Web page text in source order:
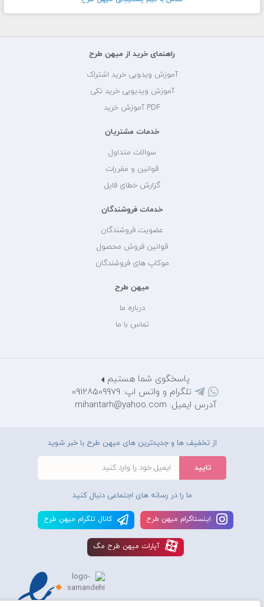
راهنمای خرید از میهن طرح
آموزش ویدویی خرید اشتراک
آموزش ویدیویی خرید تکی
PDF آموزش خرید
خدمات مشتریان
سوالات متداول
قوانین و مقررات
گزارش خطای فایل
خدمات فروشندگان
عضویت فروشندگان
قوانین فروش محصول
موکاپ های فروشندگان
میهن طرح
درباره ما
تماس با ما
پاسخگوی شما هستیم
تلگرام و واتس اپ: 09128509979
آدرس ایمیل: mihantarh@yahoo.com
از تخفیف ها و جدیدترین های میهن طرح با خبر شوید
ما را در رسانه های اجتماعی دنبال کنید
اينستاگرام ميهن طرح کانال تلگرام ميهن طرح
آپارات ميهن طرح مگ